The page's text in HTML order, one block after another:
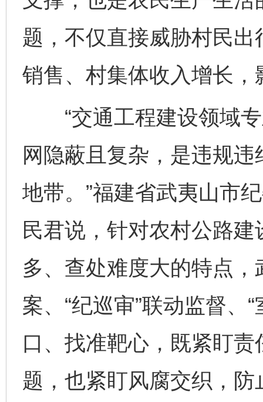
题，不仅直接威胁村民
销售、村集体收入增长
“交通工程建设领域专
网隐蔽且复杂，是违规
地带。”福建省武夷山市
民君说，针对农村公路
多、查处难度大的特点
案、“纪巡审”联动监督、
口、找准靶心，既紧盯
题，也紧盯风腐交织，